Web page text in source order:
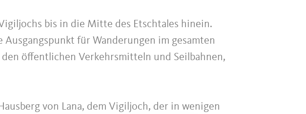
bis in die Mitte des Etschtales hinein.
für Wanderungen im gesamten
öffentlichen Verkehrsmitteln und Seilbahnen,
von Lana, dem Vigiljoch, der in wenigen